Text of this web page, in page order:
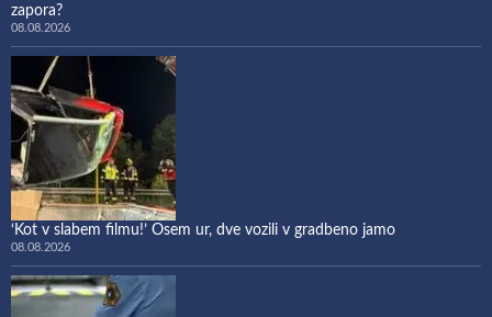
zapora?
08.08.2026
‘Kot v slabem filmu!’ Osem ur, dve vozili v gradbeno jamo
08.08.2026